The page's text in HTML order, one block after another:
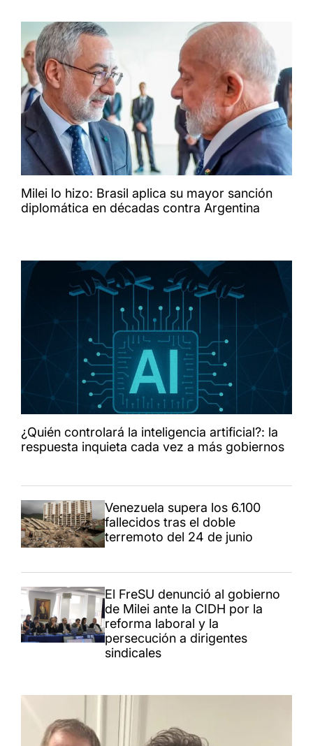
Milei lo hizo: Brasil aplica su mayor sanción
diplomática en décadas contra Argentina
¿Quién controlará la inteligencia artificial?: la
respuesta inquieta cada vez a más gobiernos
Venezuela supera los 6.100
fallecidos tras el doble
terremoto del 24 de junio
El FreSU denunció al gobierno
de Milei ante la CIDH por la
reforma laboral y la
persecución a dirigentes
sindicales